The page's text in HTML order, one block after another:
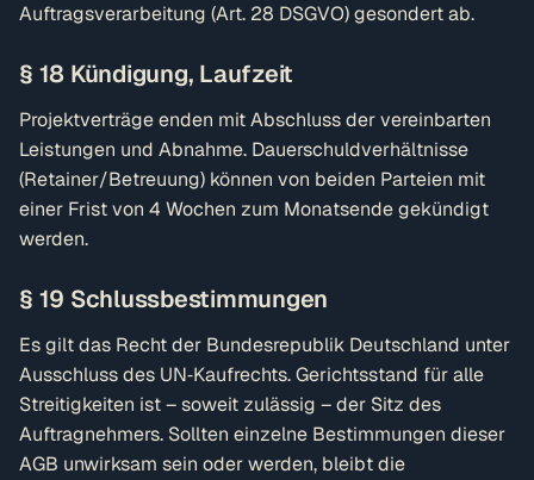
Auftragsverarbeitung (Art. 28 DSGVO) gesondert ab.
§ 18 Kündigung, Laufzeit
Projektverträge enden mit Abschluss der vereinbarten
Leistungen und Abnahme. Dauerschuldverhältnisse
(Retainer/Betreuung) können von beiden Parteien mit
einer Frist von 4 Wochen zum Monatsende gekündigt
werden.
§ 19 Schlussbestimmungen
Es gilt das Recht der Bundesrepublik Deutschland unter
Ausschluss des UN‑Kaufrechts. Gerichtsstand für alle
Streitigkeiten ist – soweit zulässig – der Sitz des
Auftragnehmers. Sollten einzelne Bestimmungen dieser
AGB unwirksam sein oder werden, bleibt die